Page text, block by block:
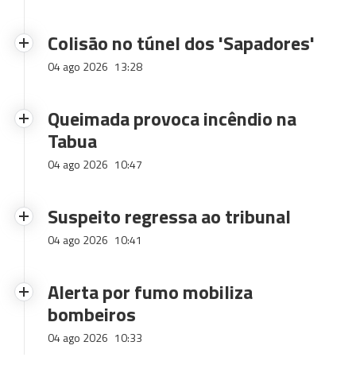
Colisão no túnel dos 'Sapadores'
04 ago 2026 13:28
Queimada provoca incêndio na
Tabua
04 ago 2026 10:47
Suspeito regressa ao tribunal
04 ago 2026 10:41
Alerta por fumo mobiliza
bombeiros
04 ago 2026 10:33